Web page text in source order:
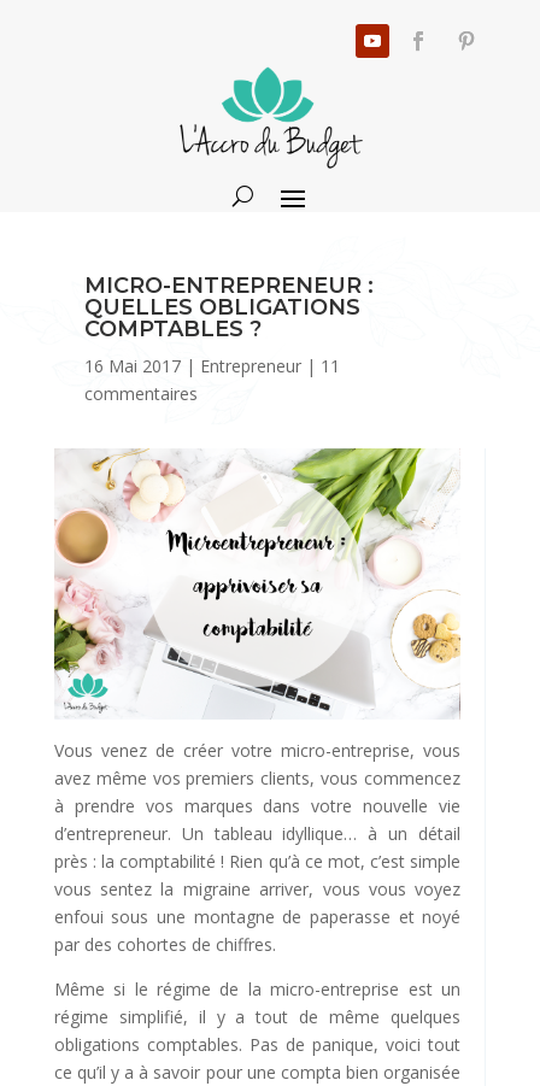
MICRO-ENTREPRENEUR :
QUELLES OBLIGATIONS
COMPTABLES ?
16 Mai 2017| Entrepreneur| 11
commentaires
Vous venez de créer votre micro-entreprise, vous
avez même vos premiers clients, vous commencez
à prendre vos marques dans votre nouvelle vie
d’entrepreneur. Un tableau idyllique… à un détail
près : la comptabilité ! Rien qu’à ce mot, c’est simple
vous sentez la migraine arriver, vous vous voyez
enfoui sous une montagne de paperasse et noyé
par des cohortes de chiffres.
Même si le régime de la micro-entreprise est un
régime simplifié, il y a tout de même quelques
obligations comptables. Pas de panique, voici tout
ce qu’il y a à savoir pour une compta bien organisée